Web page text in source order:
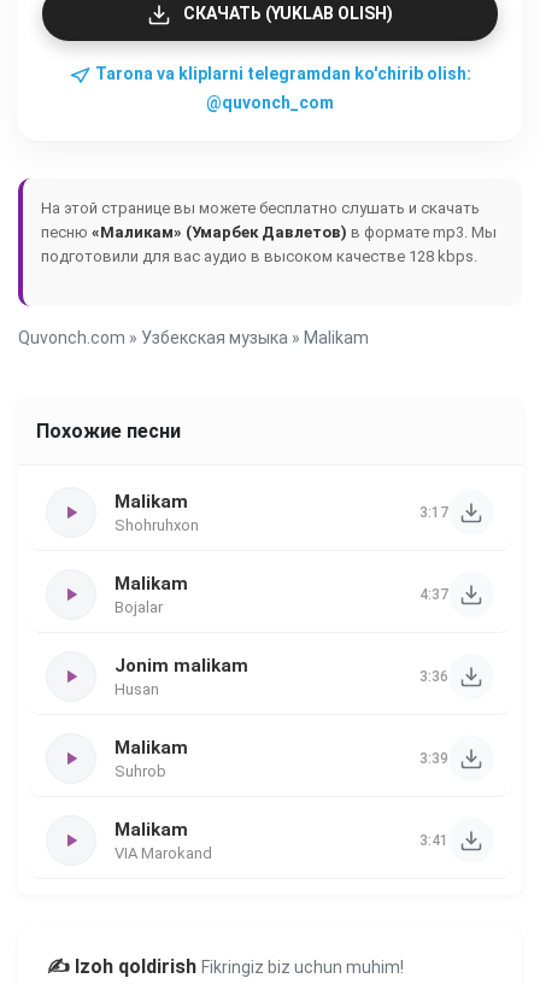
СКАЧАТЬ (YUKLAB OLISH)
Tarona va kliplarni telegramdan ko'chirib olish:
@quvonch_com
На этой странице вы можете бесплатно слушать и скачать
песню «Маликам» (Умарбек Давлетов) в формате mp3. Мы
подготовили для вас аудио в высоком качестве 128 kbps.
Quvonch.com » Узбекская музыка » Malikam
Похожие песни
Malikam
Shohruhxon
3:17
Malikam
Bojalar
4:37
Jonim malikam
Husan
3:36
Malikam
Suhrob
3:39
Malikam
VIA Marokand
3:41
✍️ Izoh qoldirish Fikringiz biz uchun muhim!